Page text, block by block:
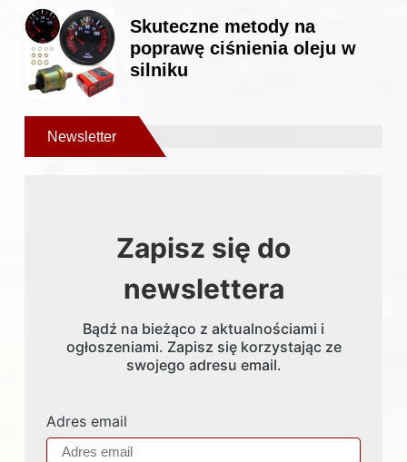
Skuteczne metody na
poprawę ciśnienia oleju w
silniku
Newsletter
Zapisz się do
newslettera
Bądź na bieżąco z aktualnościami i
ogłoszeniami. Zapisz się korzystając ze
swojego adresu email.
Adres email